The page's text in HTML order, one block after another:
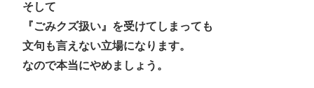
そして
『ごみクズ扱い』を受けてしまっても
文句も言えない立場になります。
なので本当にやめましょう。